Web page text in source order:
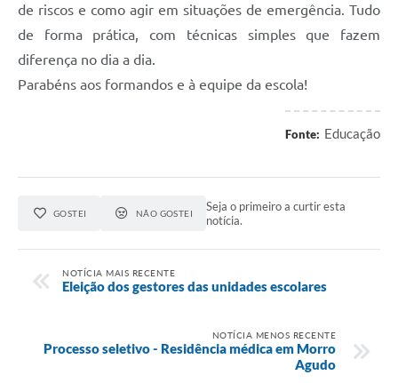
de riscos e como agir em situações de emergência. Tudo
de forma prática, com técnicas simples que fazem
diferença no dia a dia.
Parabéns aos formandos e à equipe da escola!
Fonte: Educação
GOSTEI NÃO GOSTEI
Seja o primeiro a curtir esta
notícia.
NOTÍCIA MAIS RECENTE
Eleição dos gestores das unidades escolares
NOTÍCIA MENOS RECENTE
Processo seletivo - Residência médica em Morro
Agudo